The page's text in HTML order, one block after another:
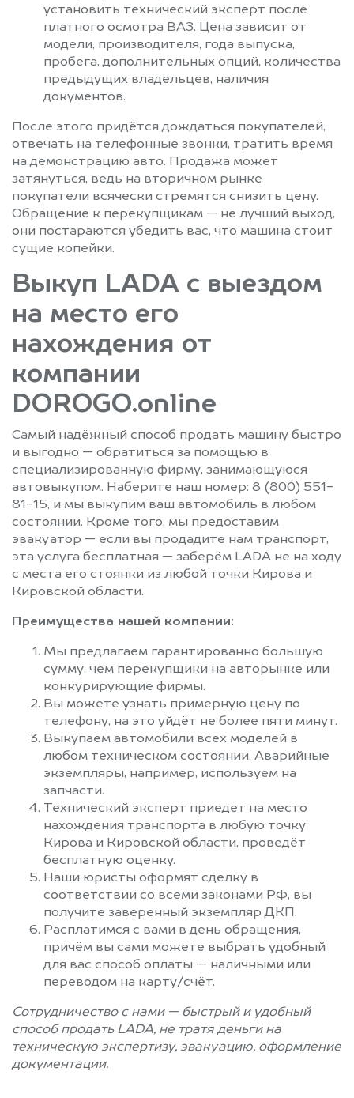
установить технический эксперт после
платного осмотра ВАЗ. Цена зависит от
модели, производителя, года выпуска,
пробега, дополнительных опций, количества
предыдущих владельцев, наличия
документов.
После этого придётся дождаться покупателей,
отвечать на телефонные звонки, тратить время
на демонстрацию авто. Продажа может
затянуться, ведь на вторичном рынке
покупатели всячески стремятся снизить цену.
Обращение к перекупщикам — не лучший выход,
они постараются убедить вас, что машина стоит
сущие копейки.
Выкуп LADA с выездом
на место его
нахождения от
компании
DOROGO.online
Самый надёжный способ продать машину быстро
и выгодно — обратиться за помощью в
специализированную фирму, занимающуюся
автовыкупом. Наберите наш номер: 8 (800) 551-
81-15, и мы выкупим ваш автомобиль в любом
состоянии. Кроме того, мы предоставим
эвакуатор — если вы продадите нам транспорт,
эта услуга бесплатная — заберём LADA не на ходу
с места его стоянки из любой точки Кирова и
Кировской области.
Преимущества нашей компании:
Мы предлагаем гарантированно большую
сумму, чем перекупщики на авторынке или
конкурирующие фирмы.
Вы можете узнать примерную цену по
телефону, на это уйдёт не более пяти минут.
Выкупаем автомобили всех моделей в
любом техническом состоянии. Аварийные
экземпляры, например, используем на
запчасти.
Технический эксперт приедет на место
нахождения транспорта в любую точку
Кирова и Кировской области, проведёт
бесплатную оценку.
Наши юристы оформят сделку в
соответствии со всеми законами РФ, вы
получите заверенный экземпляр ДКП.
Расплатимся с вами в день обращения,
причём вы сами можете выбрать удобный
для вас способ оплаты — наличными или
переводом на карту/счёт.
Сотрудничество с нами — быстрый и удобный
способ продать LADA, не тратя деньги на
техническую экспертизу, эвакуацию, оформление
документации.